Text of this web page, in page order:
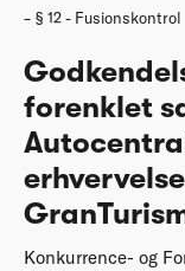
§ 12 - Fusionskontrol
forenklet
Konkurrence- og